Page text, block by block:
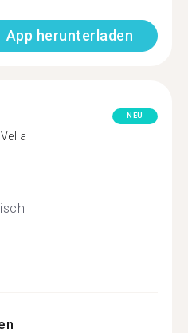
App herunterladen
NEU